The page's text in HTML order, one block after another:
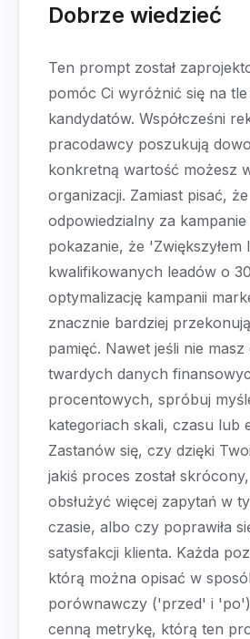
Dobrze wiedzieć
Ten prompt został
pomóc Ci wyróżnić się na
kandydatów. Współcześni
pracodawcy poszukują
konkretną wartość możesz
organizacji. Zamiast pisać,
odpowiedzialny za
pokazanie, że 'Zwiększyłem
kwalifikowanych leadów o
optymalizację kampanii
znacznie bardziej
pamięć. Nawet jeśli nie
twardych danych
procentowych, spróbuj
kategoriach skali, czasu lub
Zastanów się, czy dzięki
jakiś proces został
obsłużyć więcej zapytań w
czasie, albo czy poprawiła
satysfakcji klienta. Każda
którą można opisać w
porównawczy ('przed' i
cenną metrykę, którą ten